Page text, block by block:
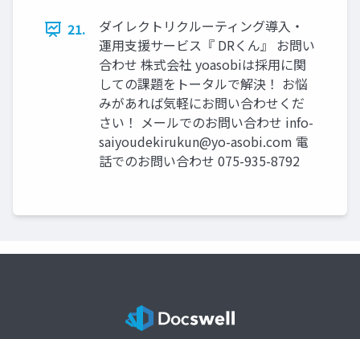
21.
ダイレクトリクルーティング導入・
運用支援サービス『 DRくん』 お問い
合わせ 株式会社 yoasobiは採用に関
しての課題をトータルで解決！ お悩
みがあれば気軽にお問い合わせくだ
さい！ メールでのお問い合わせ info-
saiyoudekirukun@yo-asobi.com 電
話でのお問い合わせ 075-935-8792